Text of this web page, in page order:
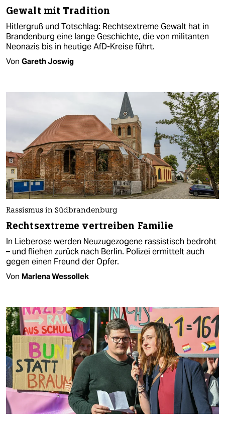
Gewalt mit Tradition
Hitlergruß und Totschlag: Rechtsextreme Gewalt hat in
Brandenburg eine lange Geschichte, die von militanten
Neonazis bis in heutige AfD-Kreise führt.
Von Gareth Joswig
Rassismus in Südbrandenburg
Rechtsextreme vertreiben Familie
In Lieberose werden Neuzugezogene rassistisch bedroht
– und fliehen zurück nach Berlin. Polizei ermittelt auch
gegen einen Freund der Opfer.
Von Marlena Wessollek